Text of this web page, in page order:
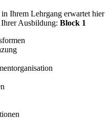
Ihrem Lehrgang erwartet hier
Ausbildung: Block 1